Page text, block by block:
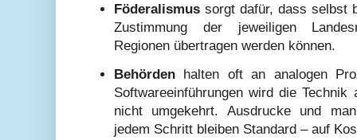
Föderalismus sorgt dafür, dass selbst
Zustimmung der jeweiligen
Regionen übertragen werden können.
Behörden halten oft an analogen
Softwareeinführungen wird die Technik
nicht umgekehrt. Ausdrucke und
jedem Schritt bleiben Standard – auf